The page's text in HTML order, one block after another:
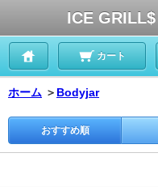
ICE
カート
ホーム ＞ Bodyjar
おすすめ順